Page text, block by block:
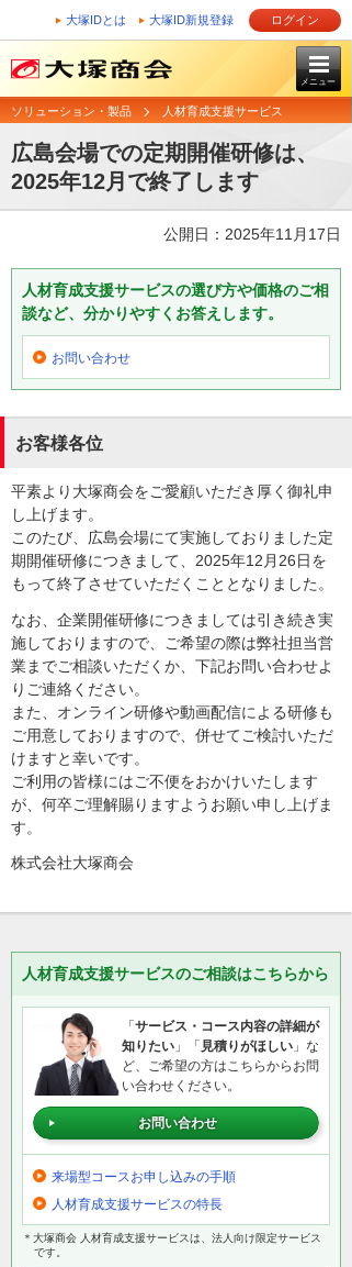
大塚IDとは 大塚ID新規登録 ログイン
メニュー
ソリューション・製品 人材育成支援サービス
広島会場での定期開催研修は、
2025年12月で終了します
公開日：2025年11月17日
人材育成支援サービスの選び方や価格のご相
談など、分かりやすくお答えします。
お問い合わせ
お客様各位
平素より大塚商会をご愛顧いただき厚く御礼申
し上げます。
このたび、広島会場にて実施しておりました定
期開催研修につきまして、2025年12月26日を
もって終了させていただくこととなりました。
なお、企業開催研修につきましては引き続き実
施しておりますので、ご希望の際は弊社担当営
業までご相談いただくか、下記お問い合わせよ
りご連絡ください。
また、オンライン研修や動画配信による研修も
ご用意しておりますので、併せてご検討いただ
けますと幸いです。
ご利用の皆様にはご不便をおかけいたします
が、何卒ご理解賜りますようお願い申し上げま
す。
株式会社大塚商会
人材育成支援サービスのご相談はこちらから
「サービス・コース内容の詳細が
知りたい 」「 見積りがほしい 」な
ど、ご希望の方はこちらからお問
い合わせください。
お問い合わせ
来場型コースお申し込みの手順
人材育成支援サービスの特長
＊大塚商会 人材育成支援サービスは、法人向け限定サービス
です。